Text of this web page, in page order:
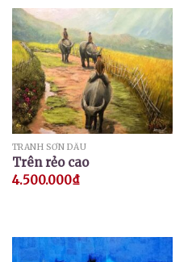
TRANH SƠN DẦU
Trên rẻo cao
4.500.000₫